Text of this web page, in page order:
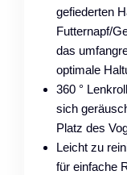
gefiederten
Futternapf/
das
optimale
360 °
sich
Platz des
Leicht zu
für einfache